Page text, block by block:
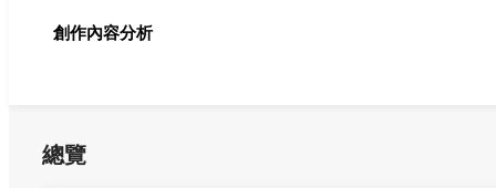
創作內容分析
總覽